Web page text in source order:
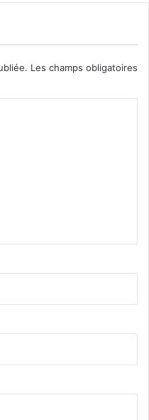
Les champs obligatoires